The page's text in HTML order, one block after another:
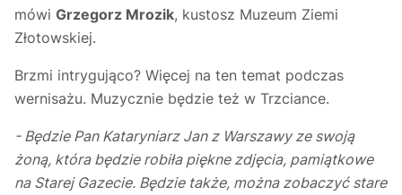
mówi Grzegorz Mrozik, kustosz Muzeum Ziemi
Złotowskiej.
Brzmi intrygująco? Więcej na ten temat podczas
wernisażu. Muzycznie będzie też w Trzciance.
- Będzie Pan Kataryniarz Jan z Warszawy ze swoją
żoną, która będzie robiła piękne zdjęcia, pamiątkowe
na Starej Gazecie. Będzie także, można zobaczyć stare